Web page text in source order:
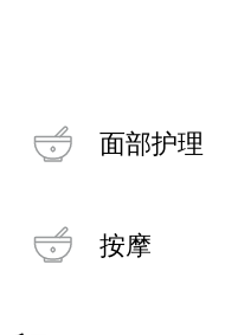
面部护理
按摩